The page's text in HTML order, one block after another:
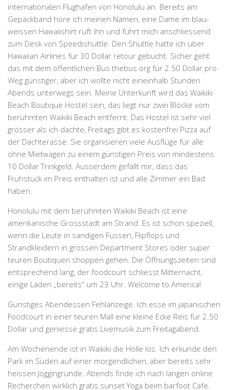
internationalen Flughafen von Honolulu an. Bereits am
Gepäckband höre ich meinen Namen, eine Dame im blau-
weissen Hawaiishirt ruft ihn und führt mich anschliessend
zum Desk von Speedishuttle. Den Shuttle hatte ich über
Hawaiian Airlines für 30 Dollar retour gebucht. Sicher geht
das mit dem öffentlichen Bus thebus.org für 2.50 Dollar pro
Weg günstiger, aber ich wollte nicht eineinhalb Stunden
Abends unterwegs sein. Meine Unterkunft wird das Waikiki
Beach Boutique Hostel sein, das liegt nur zwei Blöcke vom
berühmten Waikiki Beach entfernt. Das Hostel ist sehr viel
grösser als ich dachte, Freitags gibt es kostenfrei Pizza auf
der Dachterasse. Sie organisieren viele Ausflüge für alle
ohne Mietwagen zu einem günstigen Preis von mindestens
10 Dollar Trinkgeld. Ausserdem gefällt mir, dass das
Frühstück im Preis enthalten ist und alle Zimmer ein Bad
haben.
Honolulu mit dem berühmten Waikiki Beach ist eine
amerikanische Grossstadt am Strand. Es ist schon speziell,
wenn die Leute in sandigen Füssen, Flipflops und
Strandkleidern in grossen Department Stores oder super
teuren Boutiquen shoppen gehen. Die Öffnungszeiten sind
entsprechend lang, der foodcourt schliesst Mitternacht,
einige Läden „bereits“ um 23 Uhr. Welcome to America!
Günstiges Abendessen Fehlanzeige. Ich esse im japanischen
Foodcourt in einer teuren Mall eine kleine Ecke Reis für 2.50
Dollar und geniesse gratis Livemusik zum Freitagabend.
Am Wochenende ist in Waikiki die Hölle los. Ich erkunde den
Park im Süden auf einer morgendlichen, aber bereits sehr
heissen Joggingrunde. Abends finde ich nach langen online
Recherchen wirklich gratis sunset Yoga beim barfoot Cafe.